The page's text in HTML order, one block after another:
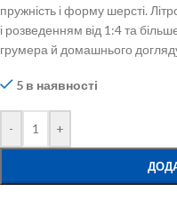
пружність і форму шерсті.
і розведенням від 1:4 та
грумера й домашнього
5 в наявності
- +